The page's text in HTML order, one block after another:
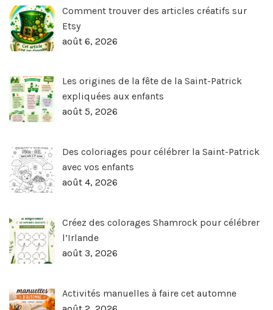
Comment trouver des articles créatifs sur
Etsy
août 6, 2026
Les origines de la fête de la Saint-Patrick
expliquées aux enfants
août 5, 2026
Des coloriages pour célébrer la Saint-Patrick
avec vos enfants
août 4, 2026
Créez des colorages Shamrock pour célébrer
l’Irlande
août 3, 2026
Activités manuelles à faire cet automne